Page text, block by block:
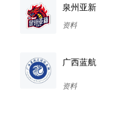
泉州亚新
资料
广西蓝航
资料